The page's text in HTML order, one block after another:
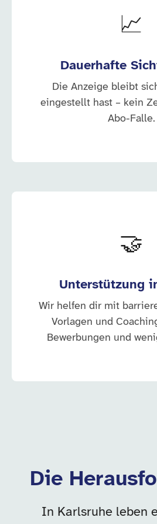
📈
Dauerhafte
Die Anzeige bleibt
eingestellt hast – kein
Abo-Falle.
🤝
Unterstützung
Wir helfen dir mit
Vorlagen und
Bewerbungen und
Die
In Karlsruhe leben